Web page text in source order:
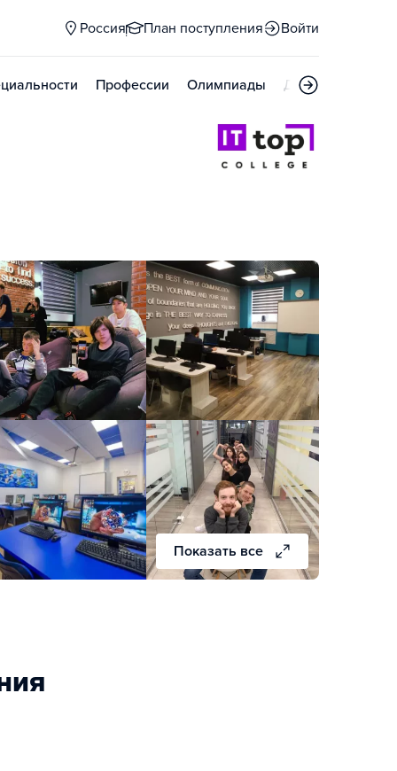
Россия План поступления Войти
Профессии Олимпиады Дни открытых
Показать все